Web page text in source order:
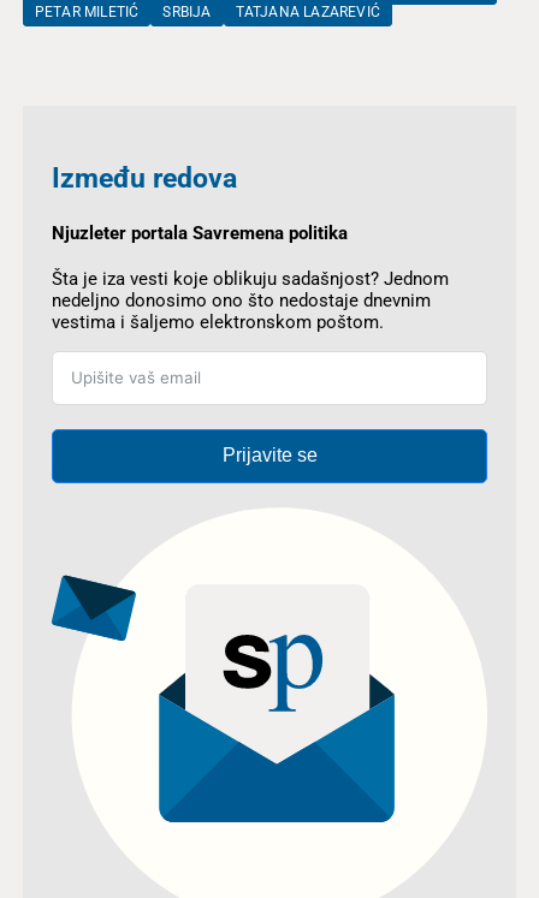
PETAR MILETIĆ
SRBIJA TATJANA LAZAREVIĆ
Između redova
Njuzleter portala Savremena politika
Šta je iza vesti koje oblikuju sadašnjost? Jednom
nedeljno donosimo ono što nedostaje dnevnim
vestima i šaljemo elektronskom poštom.
Prijavite se